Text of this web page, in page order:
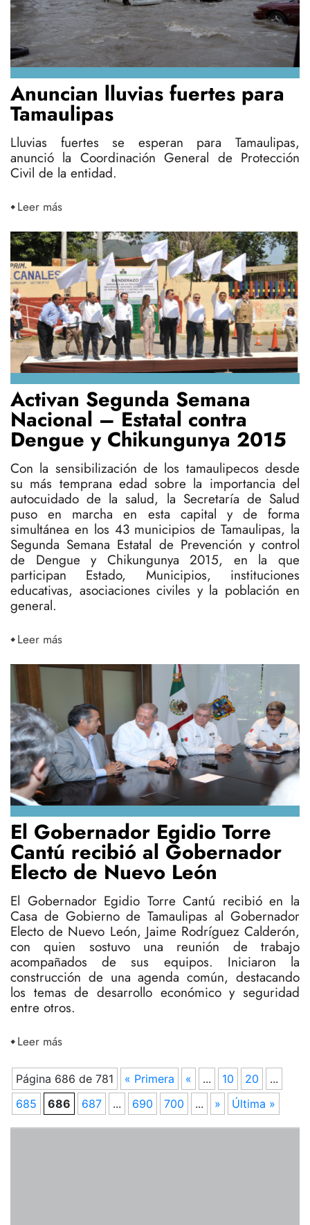
Anuncian lluvias fuertes para
Tamaulipas
Lluvias fuertes se esperan para Tamaulipas,
anunció la Coordinación General de Protección
Civil de la entidad.
Leer más
Activan Segunda Semana
Nacional – Estatal contra
Dengue y Chikungunya 2015
Con la sensibilización de los tamaulipecos desde
su más temprana edad sobre la importancia del
autocuidado de la salud, la Secretaría de Salud
puso en marcha en esta capital y de forma
simultánea en los 43 municipios de Tamaulipas, la
Segunda Semana Estatal de Prevención y control
de Dengue y Chikungunya 2015, en la que
participan Estado, Municipios, instituciones
educativas, asociaciones civiles y la población en
general.
Leer más
El Gobernador Egidio Torre
Cantú recibió al Gobernador
Electo de Nuevo León
El Gobernador Egidio Torre Cantú recibió en la
Casa de Gobierno de Tamaulipas al Gobernador
Electo de Nuevo León, Jaime Rodríguez Calderón,
con quien sostuvo una reunión de trabajo
acompañados de sus equipos. Iniciaron la
construcción de una agenda común, destacando
los temas de desarrollo económico y seguridad
entre otros.
Leer más
Página 686 de 781 « Primera « ... 10 20
...
685
686 687 ... 690 700 ... » Última »